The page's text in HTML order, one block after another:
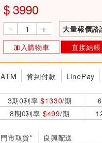
3990
- + 大量報價諮
加入購物車 直接結帳
ATM 貨到付款 LinePay
3期0利率$1330/期
8期0利率 $499/期
門市取貨* 良興配送